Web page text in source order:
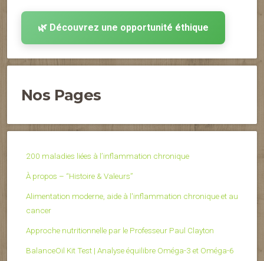
🌿 Découvrez une opportunité éthique
Nos Pages
200 maladies liées à l’inflammation chronique
À propos – “Histoire & Valeurs”
Alimentation moderne, aide à l'inflammation chronique et au
cancer
Approche nutritionnelle par le Professeur Paul Clayton
BalanceOil Kit Test | Analyse équilibre Oméga-3 et Oméga-6